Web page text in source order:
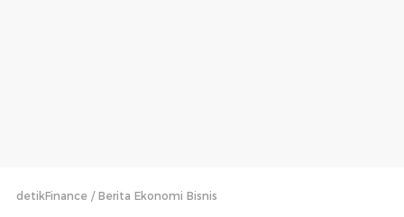
detikFinance Berita Ekonomi Bisnis